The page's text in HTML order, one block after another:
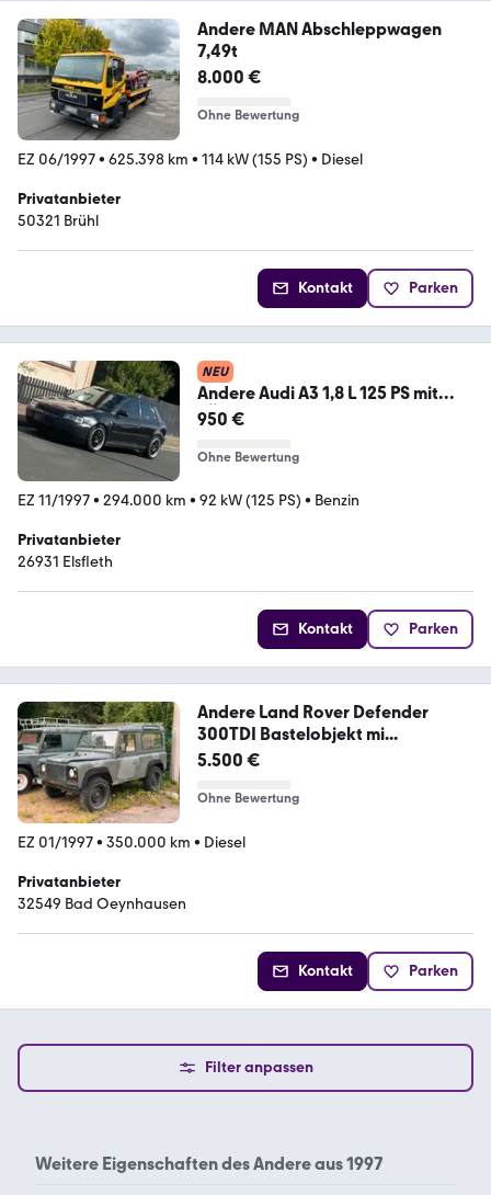
Andere MAN Abschleppwagen
7,49t
8.000 €
Ohne Bewertung
EZ 06/1997• 625.398 km • 114 kW (155 PS) • Diesel
Privatanbieter
50321 Brühl
Kontakt Parken
NEU
Andere Audi A3 1,8 L 125 PS mit
TÜV
950 €
Ohne Bewertung
EZ 11/1997• 294.000 km • 92 kW (125 PS) • Benzin
Privatanbieter
26931 Elsfleth
Kontakt Parken
Andere Land Rover Defender
300TDI Bastelobjekt mi...
5.500 €
Ohne Bewertung
EZ 01/1997• 350.000 km • Diesel
Privatanbieter
32549 Bad Oeynhausen
Kontakt Parken
Filter anpassen
Weitere Eigenschaften desAndere aus 1997